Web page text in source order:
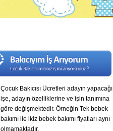
Çocuk Bakıcısı Ücretleri adayın yapacağı
işe, adayın özelliklerine ve işin tanımına
göre değişmektedir. Örneğin Tek bebek
bakımı ile ikiz bebek bakımı fiyatları aynı
olmamaktadır.